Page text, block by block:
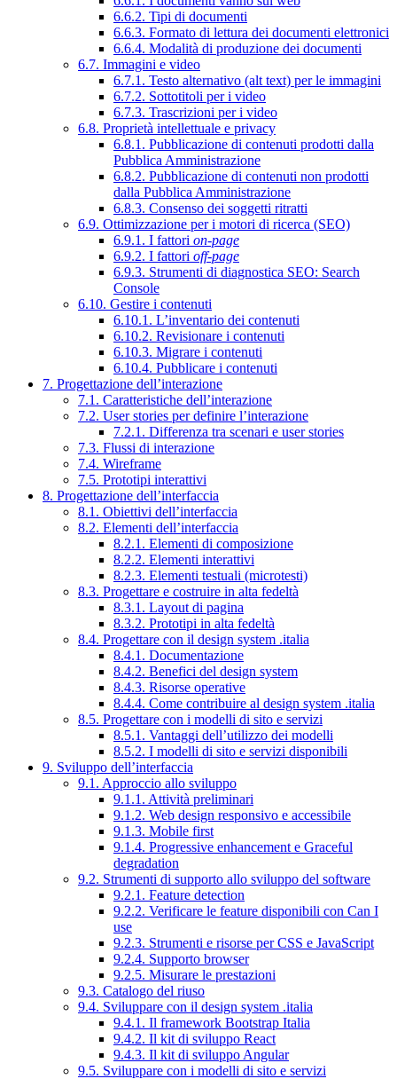
6.6.2. Tipi di documenti
6.6.3. Formato di lettura dei documenti elettronici
6.6.4. Modalità di produzione dei documenti
6.7. Immagini e video
6.7.1. Testo alternativo (alt text) per le immagini
6.7.2. Sottotitoli per i video
6.7.3. Trascrizioni per i video
6.8. Proprietà intellettuale e privacy
6.8.1. Pubblicazione di contenuti prodotti dalla
Pubblica Amministrazione
6.8.2. Pubblicazione di contenuti non prodotti
dalla Pubblica Amministrazione
6.8.3. Consenso dei soggetti ritratti
6.9. Ottimizzazione per i motori di ricerca (SEO)
6.9.1. I fattori on-page
6.9.2. I fattori off-page
6.9.3. Strumenti di diagnostica SEO: Search
Console
6.10. Gestire i contenuti
6.10.1. L’inventario dei contenuti
6.10.2. Revisionare i contenuti
6.10.3. Migrare i contenuti
6.10.4. Pubblicare i contenuti
7. Progettazione dell’interazione
7.1. Caratteristiche dell’interazione
7.2. User stories per definire l’interazione
7.2.1. Differenza tra scenari e user stories
7.3. Flussi di interazione
7.4. Wireframe
7.5. Prototipi interattivi
8. Progettazione dell’interfaccia
8.1. Obiettivi dell’interfaccia
8.2. Elementi dell’interfaccia
8.2.1. Elementi di composizione
8.2.2. Elementi interattivi
8.2.3. Elementi testuali (microtesti)
8.3. Progettare e costruire in alta fedeltà
8.3.1. Layout di pagina
8.3.2. Prototipi in alta fedeltà
8.4. Progettare con il design system .italia
8.4.1. Documentazione
8.4.2. Benefici del design system
8.4.3. Risorse operative
8.4.4. Come contribuire al design system .italia
8.5. Progettare con i modelli di sito e servizi
8.5.1. Vantaggi dell’utilizzo dei modelli
8.5.2. I modelli di sito e servizi disponibili
9. Sviluppo dell’interfaccia
9.1. Approccio allo sviluppo
9.1.1. Attività preliminari
9.1.2. Web design responsivo e accessibile
9.1.3. Mobile first
9.1.4. Progressive enhancement e Graceful
degradation
9.2. Strumenti di supporto allo sviluppo del software
9.2.1. Feature detection
9.2.2. Verificare le feature disponibili con Can I
use
9.2.3. Strumenti e risorse per CSS e JavaScript
9.2.4. Supporto browser
9.2.5. Misurare le prestazioni
9.3. Catalogo del riuso
9.4. Sviluppare con il design system .italia
9.4.1. Il framework Bootstrap Italia
9.4.2. Il kit di sviluppo React
9.4.3. Il kit di sviluppo Angular
9.5. Sviluppare con i modelli di sito e servizi